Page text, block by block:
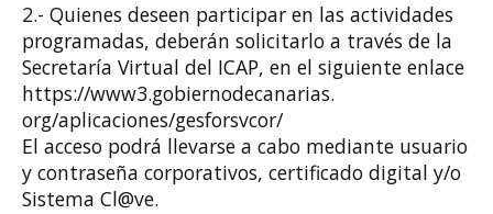
2.- Quienes deseen participar en las actividades
programadas, deberán solicitarlo a través de la
Secretaría Virtual del ICAP, en el siguiente enlace
https://www3.gobiernodecanarias.
org/aplicaciones/gesforsvcor/
El acceso podrá llevarse a cabo mediante usuario
y contraseña corporativos, certificado digital y/o
Sistema Cl@ve.